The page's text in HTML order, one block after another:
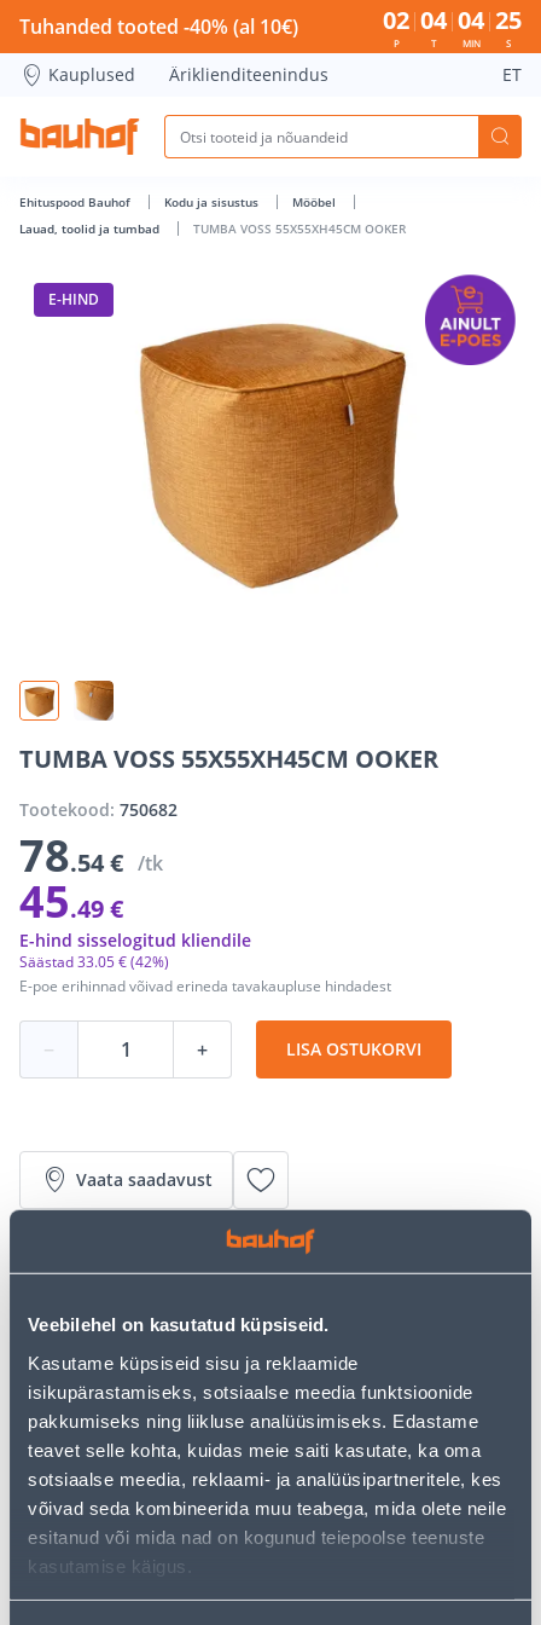
Veebilehel on kasutatud küpsiseid.
Kasutame küpsiseid sisu ja reklaamide
isikupärastamiseks, sotsiaalse meedia funktsioonide
pakkumiseks ning liikluse analüüsimiseks. Edastame
teavet selle kohta, kuidas meie saiti kasutate, ka oma
sotsiaalse meedia, reklaami- ja analüüsipartneritele, kes
võivad seda kombineerida muu teabega, mida olete neile
esitanud või mida nad on kogunud teiepoolse teenuste
kasutamise käigus.
TUMBA VOSS 55X55XH45CM OOKER - Bauhof has loaded
Tuhanded tooted -40% (al 10€) 02
P
04
T
04
MIN
25
S
Kauplused Äriklienditeenindus ET
Ehituspood Bauhof Kodu ja sisustus
Mööbel
Lauad, toolid ja tumbad
TUMBA VOSS 55X55XH45CM OOKER
E-HIND
TUMBA VOSS 55X55XH45CM OOKER
Tootekood: 750682
78.54 € /tk
45.49 €
E-poe erihinnad võivad erineda tavakaupluse hindadest
Säästad33.05 €(42%)
E-hind sisselogitud kliendile
− + LISA OSTUKORVI
Vaata saadavust
• 14-päevane tagastusõigus.
Järelmaksu kalkulaator
Sissemakse Maksed
Kuumakse 13.09 €